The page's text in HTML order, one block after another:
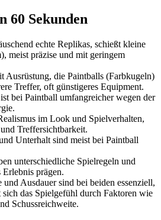
60 Sekunden
echte Replikas, schießt kleine
meist präzise und mit geringem
Ausrüstung, die Paintballs (Farbkugeln)
Treffer, oft günstigeres Equipment.
bei Paintball umfangreicher wegen der
im Look und Spielverhalten,
Treffersichtbarkeit.
Unterhalt sind meist bei Paintball
unterschiedliche Spielregeln und
prägen.
Ausdauer sind bei beiden essenziell,
sich das Spielgefühl durch Faktoren wie
Schussreichweite.